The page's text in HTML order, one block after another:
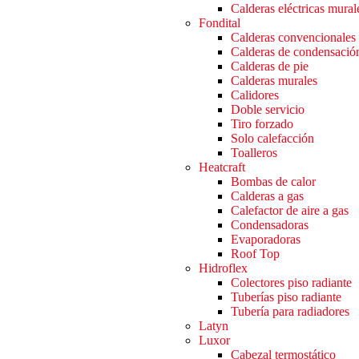
Calderas eléctricas
Fondital
Calderas convencionales
Calderas de
Calderas de pie
Calderas murales
Calidores
Doble servicio
Tiro forzado
Solo calefacción
Toalleros
Heatcraft
Bombas de calor
Calderas a gas
Calefactor de aire a gas
Condensadoras
Evaporadoras
Roof Top
Hidroflex
Colectores piso radiante
Tuberías piso radiante
Tubería para radiadores
Latyn
Luxor
Cabezal termostático